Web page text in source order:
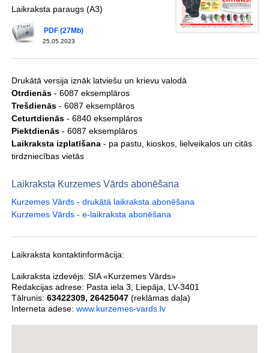
Laikraksta paraugs (A3)
25.05.2023
PDF (27Mb)
Drukātā versija iznāk latviešu un krievu valodā
Otrdienās- 6087 eksemplāros
Trešdienās- 6087 eksemplāros
Ceturtdienās- 6840 eksemplāros
Piektdienās- 6087 eksemplāros
Laikraksta izplatīšana- pa pastu, kioskos, lielveikalos un citās
tirdzniecības vietās
Laikraksta Kurzemes Vārds abonēšana
Kurzemes Vārds - drukātā laikraksta abonēšana
Kurzemes Vārds - e-laikraksta abonēšana
Laikraksta kontaktinformācija:
Laikraksta izdevējs: SIA «Kurzemes Vārds»
Redakcijas adrese: Pasta iela 3 Liepāja
LV-3401
Tālrunis: 63422309, 26425047(reklāmas daļa)
Interneta adese: www.kurzemes-vards.lv